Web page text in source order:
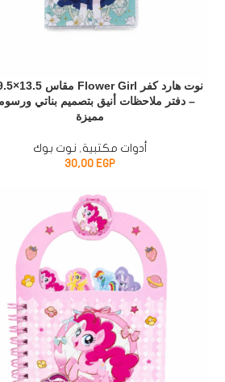
– دفتر ملاحظات أنيق بتصميم بناتي
مميزة
أدوات مكتبية, نوت بوك
30,00EGP